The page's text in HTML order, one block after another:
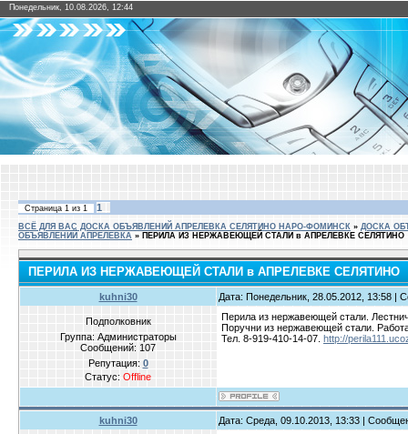
Понедельник, 10.08.2026, 12:44
Страница 1 из 1 1
ВСЁ ДЛЯ ВАС ДОСКА ОБЪЯВЛЕНИЙ АПРЕЛЕВКА СЕЛЯТИНО НАРО-ФОМИНСК » ДОСКА
ОБЪЯВЛЕНИЙ АПРЕЛЕВКА » ПЕРИЛА ИЗ НЕРЖАВЕЮЩЕЙ СТАЛИ в АПРЕЛЕВКЕ СЕЛЯТИНО
ПЕРИЛА ИЗ НЕРЖАВЕЮЩЕЙ СТАЛИ в АПРЕЛЕВКЕ СЕЛЯТИНО
kuhni30 Дата: Понедельник, 28.05.2012, 13:58 |
Подполковник
Группа: Администраторы
Сообщений: 107
Репутация: 0
Статус: Offline
Перила из нержавеющей стали.
Поручни из нержавеющей стали.
Тел. 8-919-410-14-07. http://
kuhni30 Дата: Среда, 09.10.2013, 13:33 |